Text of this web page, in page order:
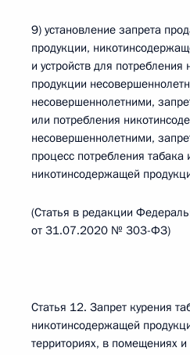
9) установление запрета
продукции,
и устройств для
продукции
несовершеннолетними,
или потребления
несовершеннолетними,
процесс потребления табака
никотинсодержащей
(Статья в редакции
от 31.07.2020 № 303-ФЗ)
Статья 12. Запрет курения
никотинсодержащей
территориях, в помещениях